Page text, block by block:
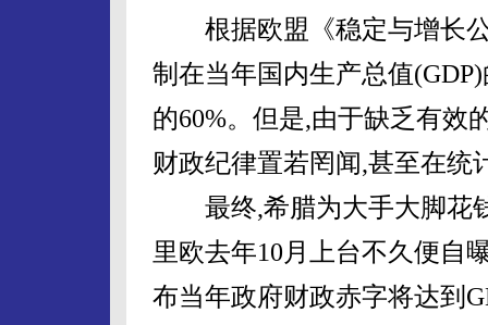
根据欧盟《稳定与增长公
制在当年国内生产总值
的60%。但是,由于缺乏有效
财政纪律置若罔闻,甚至在统
最终,希腊为大手大脚花
里欧去年10月上台不久便自
布当年政府财政赤字将达到